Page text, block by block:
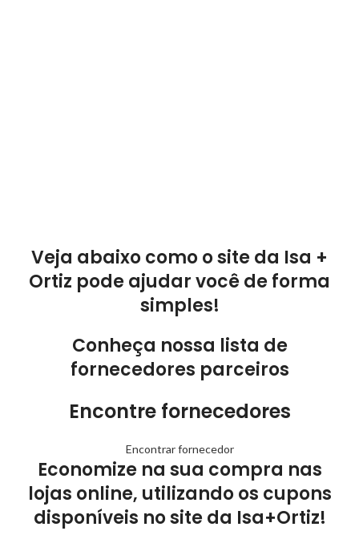
Veja abaixo como o site da Isa +
Ortiz pode ajudar você de forma
simples!
Conheça nossa lista de
fornecedores parceiros
Encontre fornecedores
Encontrar fornecedor
Economize na sua compra nas
lojas online, utilizando os cupons
disponíveis no site da Isa+Ortiz!